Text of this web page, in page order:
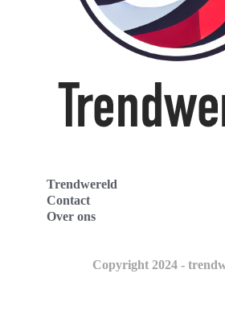
Trendwereld
Contact
Over ons
Copyright 2024 -